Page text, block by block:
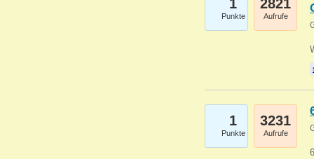
1
Punkte
2821
Aufrufe
1
Punkte
3231
Aufrufe